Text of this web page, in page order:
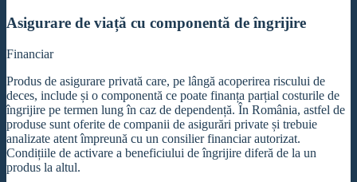
Asigurare de viață cu componentă de îngrijire
Financiar
Produs de asigurare privată care, pe lângă acoperirea riscului de
deces, include și o componentă ce poate finanța parțial costurile de
îngrijire pe termen lung în caz de dependență. În România, astfel de
produse sunt oferite de companii de asigurări private și trebuie
analizate atent împreună cu un consilier financiar autorizat.
Condițiile de activare a beneficiului de îngrijire diferă de la un
produs la altul.